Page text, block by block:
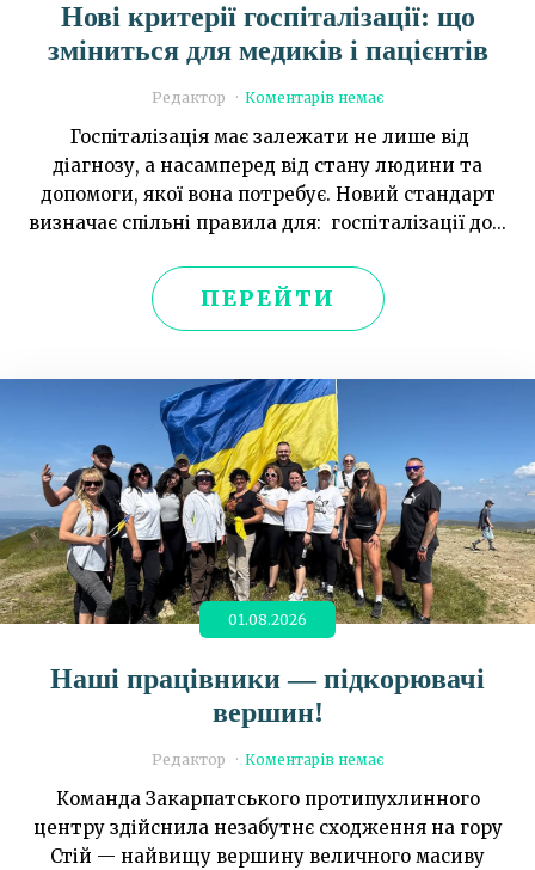
Нові критерії госпіталізації: що
зміниться для медиків і пацієнтів
Редактор Коментарів немає
Госпіталізація має залежати не лише від
діагнозу, а насамперед від стану людини та
допомоги, якої вона потребує. Новий стандарт
визначає спільні правила для: госпіталізації до...
ПЕРЕЙТИ
01.08.2026
Наші працівники — підкорювачі
вершин!
Редактор Коментарів немає
Команда Закарпатського протипухлинного
центру здійснила незабутнє сходження на гору
Стій — найвищу вершину величного масиву